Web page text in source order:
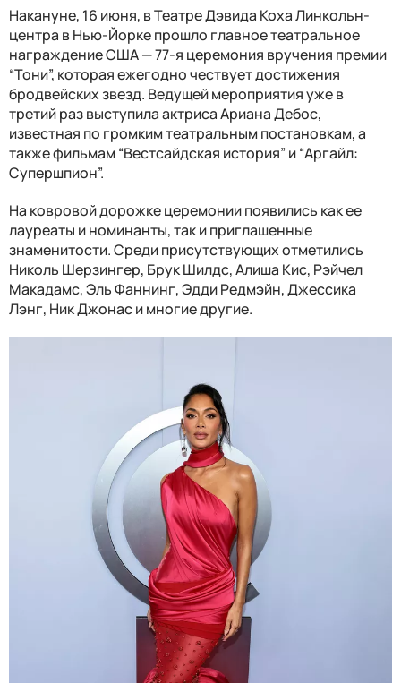
Накануне, 16 июня, в Театре Дэвида Коха Линкольн-
центра в Нью-Йорке прошло главное театральное
награждение США — 77-я церемония вручения премии
“Тони”, которая ежегодно чествует достижения
бродвейских звезд. Ведущей мероприятия уже в
третий раз выступила актриса Ариана Дебос,
известная по громким театральным постановкам, а
также фильмам “Вестсайдская история” и “Аргайл:
Супершпион”.
На ковровой дорожке церемонии появились как ее
лауреаты и номинанты, так и приглашенные
знаменитости. Среди присутствующих отметились
Николь Шерзингер, Брук Шилдс, Алиша Кис, Рэйчел
Макадамс, Эль Фаннинг, Эдди Редмэйн, Джессика
Лэнг, Ник Джонас и многие другие.